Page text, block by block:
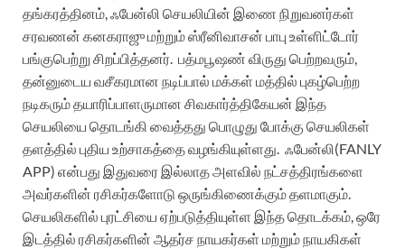
தங்கரத்தினம், ஃபேன்லி செயலியின் இணை நிறுவனர்கள்
சரவணன் கனகராஜு மற்றும் ஸ்ரீனிவாசன் பாபு உள்ளிட்டோர்
பங்குபெற்று சிறப்பித்தனர். பத்மபூஷண் விருது பெற்றவரும்,
தன்னுடைய வசீகரமான நடிப்பால் மக்கள் மத்தில் புகழ்பெற்ற
நடிகரும் தயாரிப்பாளருமான சிவகார்த்திகேயன் இந்த
செயலியை தொடங்கி வைத்தது பொழுது போக்கு செயலிகள்
தளத்தில் புதிய உற்சாகத்தை வழங்கியுள்ளது. ஃபேன்லி(FANLY
APP) என்பது இதுவரை இல்லாத அளவில் நட்சத்திரங்களை
அவர்களின் ரசிகர்களோடு ஒருங்கிணைக்கும் தளமாகும்.
செயலிகளில் புரட்சியை ஏற்படுத்தியுள்ள இந்த தொடக்கம், ஒரே
இடத்தில் ரசிகர்களின் ஆதர்ச நாயகர்கள் மற்றும் நாயகிகள்